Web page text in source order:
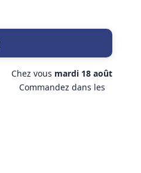
Chez vous mardi 18 août
Commandez dans les